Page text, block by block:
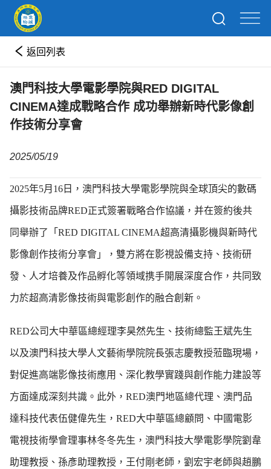
返回列表
澳門科技大學電影學院與RED DIGITAL
CINEMA達成戰略合作 成功舉辦新時代影像創
作技術分享會
2025/05/19
2025年5月16日，澳門科技大學電影學院與全球頂尖的數碼
攝影技術品牌RED正式簽署戰略合作協議，并在簽約後共
同舉辦了「RED DIGITAL CINEMA超高清攝影機與新時代
影像創作技術分享會」，雙方將在影視設備支持、技術研
發、人才培養及作品孵化等領域携手開展深度合作，共同致
力於超高清影像技術與電影創作的融合創新。
RED公司大中華區總經理李昊然先生、技術總監王斌先生
以及澳門科技大學人文藝術學院院長張志慶教授蒞臨現場，
對促進高端影像技術應用、深化教學實踐與創作能力建設等
方面達成深刻共識。此外，RED澳門地區總代理、澳門品
達科技代表伍健偉先生，RED大中華區總顧問、中國電影
電視技術學會理事林冬冬先生，澳門科技大學電影學院劉韋
助理教授、孫彥助理教授，王付剛老師，劉宏宇老師與趙鵬